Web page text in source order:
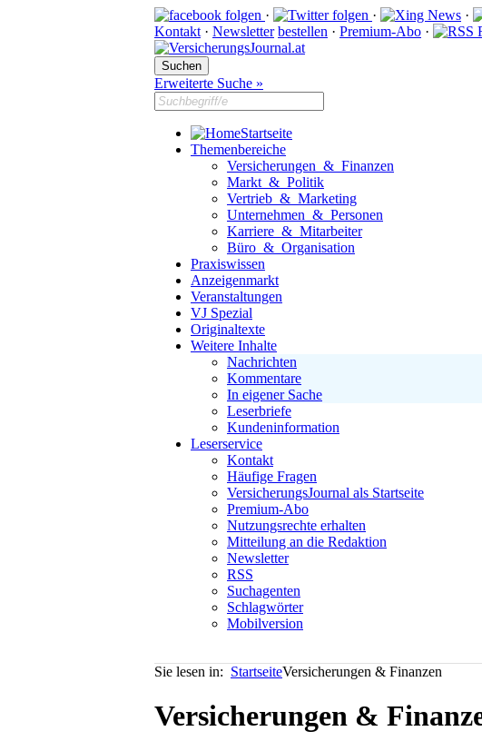
· ·
·
Kontakt · Newsletter bestellen · Premium-Abo ·
Erweiterte Suche »
Startseite
Themenbereiche
Versicherungen & Finanzen
Markt & Politik
Vertrieb & Marketing
Unternehmen & Personen
Karriere & Mitarbeiter
Büro & Organisation
Praxiswissen
Anzeigenmarkt
Veranstaltungen
VJ Spezial
Originaltexte
Weitere Inhalte
Nachrichten
Kommentare
In eigener Sache
Leserbriefe
Kundeninformation
Leserservice
Kontakt
Häufige Fragen
VersicherungsJournal als Startseite
Premium-Abo
Nutzungsrechte erhalten
Mitteilung an die Redaktion
Newsletter
RSS
Suchagenten
Schlagwörter
Mobilversion
Sie lesen in: StartseiteVersicherungen & Finanzen
Versicherungen &